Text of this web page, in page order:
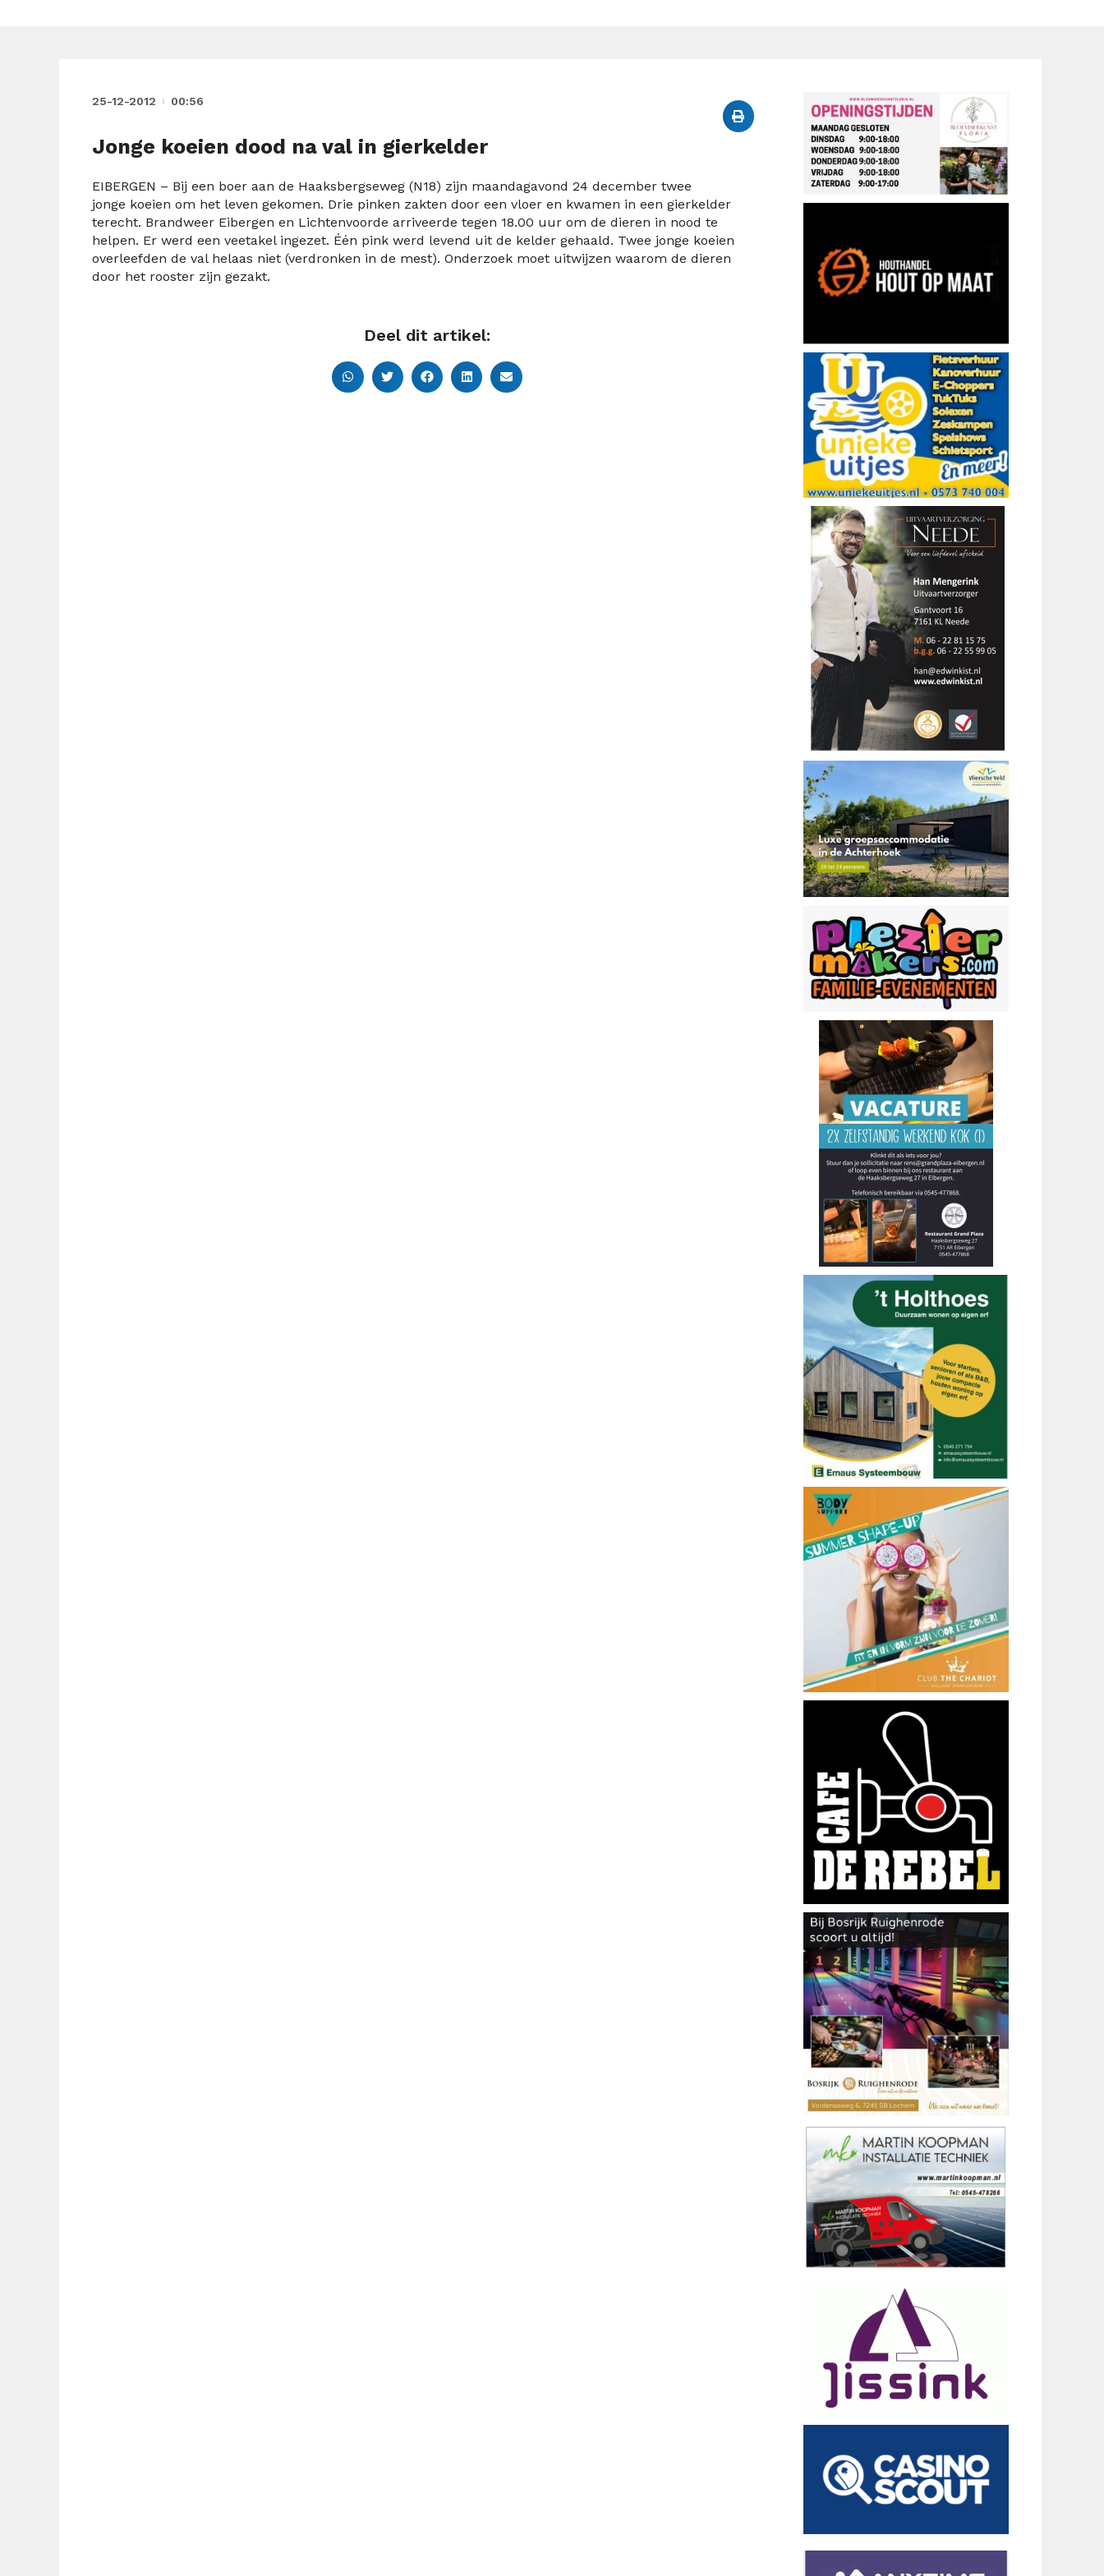
25-12-2012 00:56
Jonge koeien dood na val in gierkelder
EIBERGEN – Bij een boer aan de Haaksbergseweg (N18) zijn maandagavond 24 december twee
jonge koeien om het leven gekomen. Drie pinken zakten door een vloer en kwamen in een gierkelder
terecht. Brandweer Eibergen en Lichtenvoorde arriveerde tegen 18.00 uur om de dieren in nood te
helpen. Er werd een veetakel ingezet. Één pink werd levend uit de kelder gehaald. Twee jonge koeien
overleefden de val helaas niet (verdronken in de mest). Onderzoek moet uitwijzen waarom de dieren
door het rooster zijn gezakt.
Deel dit artikel: